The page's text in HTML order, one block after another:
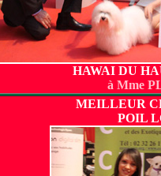
HAWAI DU
à Mme
MEILLEUR
POIL